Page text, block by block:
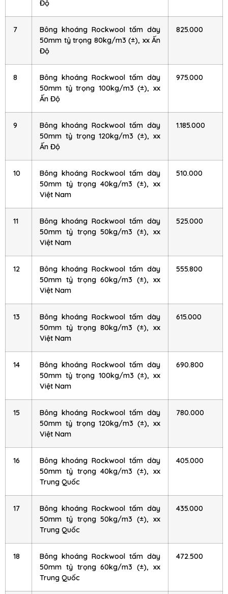
Độ
7
Bông khoáng Rockwool tấm dày
50mm tỷ trọng 80kg/m3 (±), xx Ấn
Độ
825.000
8
Bông khoáng Rockwool tấm dày
50mm tỷ trọng 100kg/m3 (±), xx
Ấn Độ
975.000
9
Bông khoáng Rockwool tấm dày
50mm tỷ trọng 120kg/m3 (±), xx
Ấn Độ
1.185.000
10
Bông khoáng Rockwool tấm dày
50mm tỷ trọng 40kg/m3 (±), xx
Việt Nam
510.000
11
Bông khoáng Rockwool tấm dày
50mm tỷ trọng 50kg/m3 (±), xx
Việt Nam
525.000
12
Bông khoáng Rockwool tấm dày
50mm tỷ trọng 60kg/m3 (±), xx
Việt Nam
555.800
13
Bông khoáng Rockwool tấm dày
50mm tỷ trọng 80kg/m3 (±), xx
Việt Nam
615.000
14
Bông khoáng Rockwool tấm dày
50mm tỷ trọng 100kg/m3 (±), xx
Việt Nam
690.800
15
Bông khoáng Rockwool tấm dày
50mm tỷ trọng 120kg/m3 (±), xx
Việt Nam
780.000
16
Bông khoáng Rockwool tấm dày
50mm tỷ trọng 40kg/m3 (±), xx
Trung Quốc
405.000
17
Bông khoáng Rockwool tấm dày
50mm tỷ trọng 50kg/m3 (±), xx
Trung Quốc
435.000
18
Bông khoáng Rockwool tấm dày
50mm tỷ trọng 60kg/m3 (±), xx
Trung Quốc
472.500